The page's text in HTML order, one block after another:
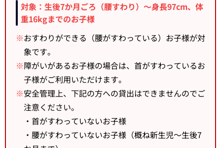
対象：生後7か月ごろ（腰すわり）～身長97cm、体
重16kgまでのお子様
※おすわりができる（腰がすわっている）お子様が対
象です。
※障がいがあるお子様の場合は、首がすわっているお
子様がご利用いただけます。
※安全管理上、下記の方への貸出はできませんのでご
注意ください。
・首がすわっていないお子様
・腰がすわっていないお子様（概ね新生児～生後7